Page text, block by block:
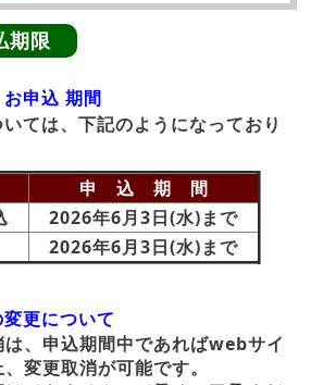
期限
申込 期間
ては、下記のようになっており
申 込 期 間
2026年6月3日(水)まで
2026年6月3日(水)まで
更について
、申込期間中であればwebサイ
変更取消が可能です。